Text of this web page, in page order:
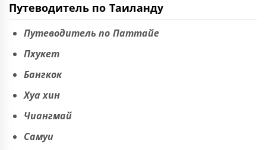
Путеводитель по Таиланду
Путеводитель по Паттайе
Пхукет
Бангкок
Хуа хин
Чиангмай
Самуи